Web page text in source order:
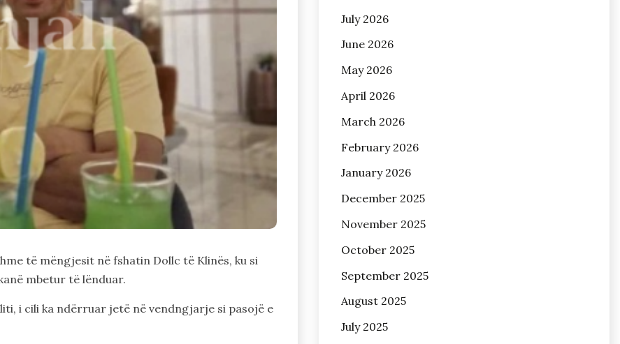
të mëngjesit në fshatin Dollc të Klinës, ku si
mbetur të lënduar.
i cili ka ndërruar jetë në vendngjarje si pasojë e
July 2026
June 2026
May 2026
April 2026
March 2026
February 2026
January 2026
December 2025
November 2025
October 2025
September 2025
August 2025
July 2025